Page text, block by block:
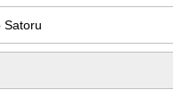
Satoru